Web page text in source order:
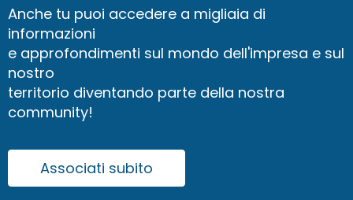
Anche tu puoi accedere a migliaia di
informazioni
e approfondimenti sul mondo dell'impresa e sul
nostro
territorio diventando parte della nostra
community!
Associati subito